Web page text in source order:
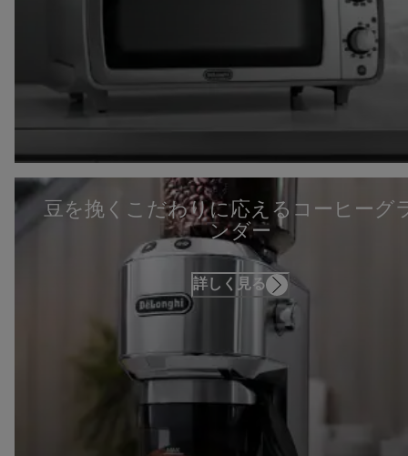
豆を挽くこだわりに応えるコーヒーグ
ンダー
詳しく見る